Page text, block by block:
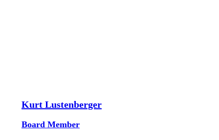
Kurt Lustenberger
Board Member